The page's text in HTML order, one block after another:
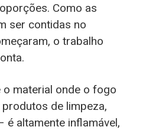
Como as
ser contidas no
o trabalho
material onde o fogo
de limpeza,
é altamente inflamável,